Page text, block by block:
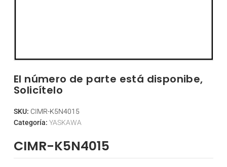
El número de parte está disponibe,
Solicítelo
SKU: CIMR-K5N4015
Categoría: YASKAWA
CIMR-K5N4015